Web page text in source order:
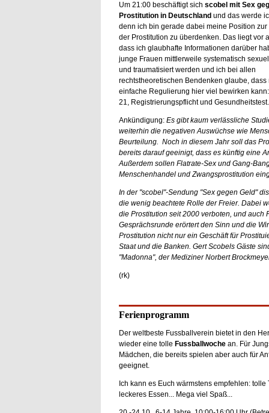
Um 21:00 beschäftigt sich scobel mit Sex
Prostitution in Deutschland und das werde
denn ich bin gerade dabei meine Position
der Prostitution zu überdenken. Das liegt vor
dass ich glaubhafte Informationen darüber
junge Frauen mittlerweile systematisch
und traumatisiert werden und ich bei allen
rechtstheoretischen Bendenken glaube, dass
einfache Regulierung hier viel bewirken
21, Registrierungspflicht und Gesundheitstest.
Ankündigung: Es gibt kaum verlässliche
weiterhin die negativen Auswüchse wie
Beurteilung. Noch in diesem Jahr soll das
bereits darauf geeinigt, dass es künftig eine
Außerdem sollen Flatrate-Sex und Gang-
Menschenhandel und Zwangsprostitution
In der "scobel"-Sendung "Sex gegen Geld"
die wenig beachtete Rolle der Freier. Dabei
die Prostitution seit 2000 verboten, und auch
Gesprächsrunde erörtert den Sinn und die
Prostitution nicht nur ein Geschäft für
Staat und die Banken. Gert Scobels Gäste
"Madonna", der Mediziner Norbert
(rk)
Ferienprogramm
Der weltbeste Fussballverein bietet in den
wieder eine tolle Fussballwoche an. Für
Mädchen, die bereits spielen aber auch für
geeignet.
Ich kann es Euch wärmstens empfehlen: tolle
leckeres Essen... Mega viel Spaß...